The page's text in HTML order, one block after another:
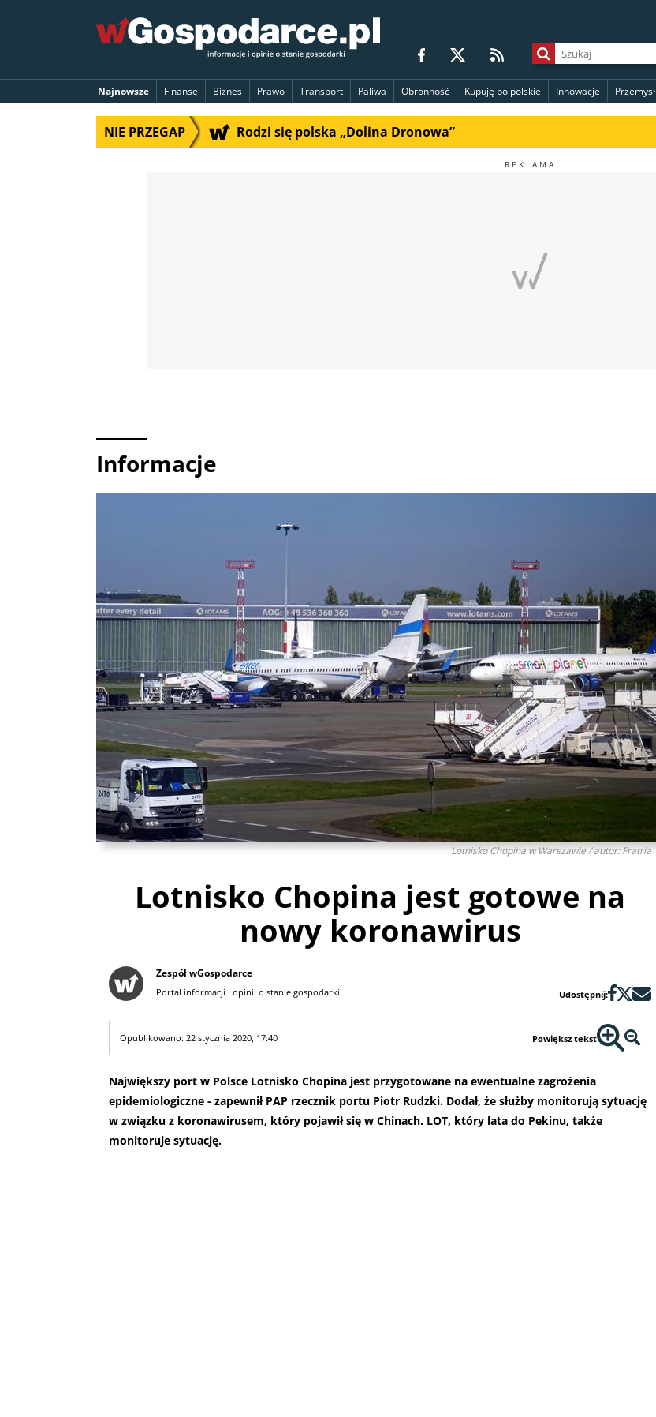
Najnowsze Finanse Biznes Prawo Transport Paliwa Obronność Kupuję bo polskie Innowacje Przemysł
NIE PRZEGAP Rodzi się polska „Dolina Dronowa”
Informacje
Lotnisko Chopina w Warszawie / autor: Fratria
Lotnisko Chopina jest gotowe na
nowy koronawirus
Zespół wGospodarce
Portal informacji i opinii o stanie gospodarki Udostępnij:
Opublikowano: 22 stycznia 2020, 17:40 Powiększ tekst
Największy port w Polsce Lotnisko Chopina jest przygotowane na ewentualne zagrożenia
epidemiologiczne - zapewnił PAP rzecznik portu Piotr Rudzki. Dodał, że służby monitorują sytuację
w związku z koronawirusem, który pojawił się w Chinach. LOT, który lata do Pekinu, także
monitoruje sytuację.